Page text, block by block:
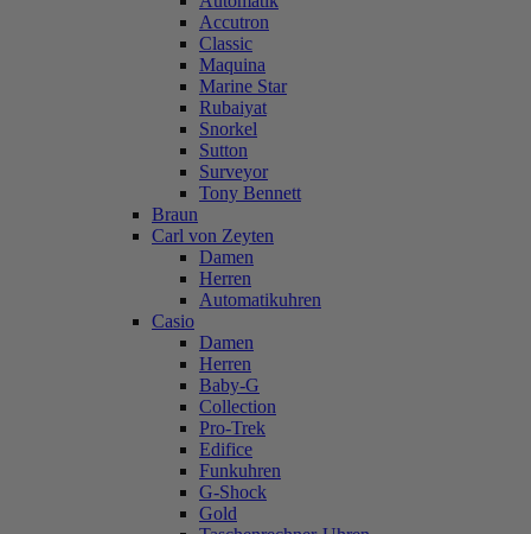
Accutron
Classic
Maquina
Marine Star
Rubaiyat
Snorkel
Sutton
Surveyor
Tony Bennett
Braun
Carl von Zeyten
Damen
Herren
Automatikuhren
Casio
Damen
Herren
Baby-G
Collection
Pro-Trek
Edifice
Funkuhren
G-Shock
Gold